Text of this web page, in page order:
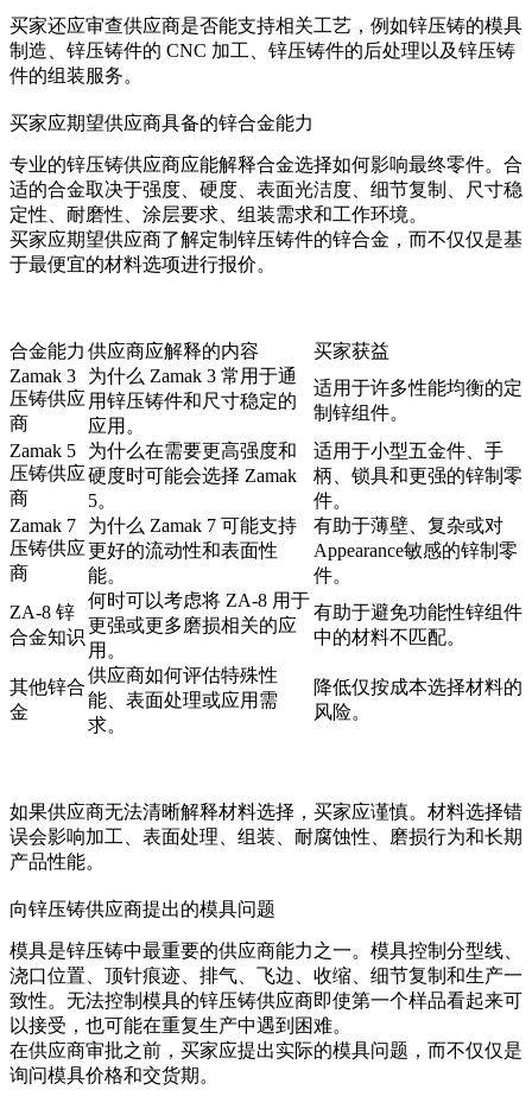
买家还应审查供应商是否能支持相关工艺，例如锌压铸的模具
制造
锌压铸件的 CNC 加工 锌压铸件的后处理 以及锌压铸
件的组装服务。
买家应期望供应商具备的锌合金能力
专业的锌压铸供应商应能解释合金选择如何影响最终零件。合
适的合金取决于强度、硬度、表面光洁度、细节复制、尺寸稳
定性、耐磨性、涂层要求、组装需求和工作环境。
买家应期望供应商了解定制锌压铸件的锌合金 ，而不仅仅是基
于最便宜的材料选项进行报价。
合金能力 供应商应解释的内容
买家获益
Zamak 3
压铸供应
商
为什么 Zamak 3 常用于通
用锌压铸件和尺寸稳定的
应用。
适用于许多性能均衡的定
制锌组件。
Zamak 5
压铸供应
商
为什么在需要更高强度和
硬度时可能会选择 Zamak
5。
适用于小型五金件、手
柄、锁具和更强的锌制零
件。
Zamak 7
压铸供应
商
为什么 Zamak 7 可能支持
更好的流动性和表面性
能。
有助于薄壁、复杂或对
Appearance敏感的锌制零
件。
ZA-8 锌
合金知识
何时可以考虑将 ZA-8 用于
更强或更多磨损相关的应
用。
有助于避免功能性锌组件
中的材料不匹配。
其他锌合
金
供应商如何评估特殊性
能、表面处理或应用需
求。
降低仅按成本选择材料的
风险。
如果供应商无法清晰解释材料选择，买家应谨慎。材料选择错
误会影响加工、表面处理、组装、耐腐蚀性、磨损行为和长期
产品性能。
向锌压铸供应商提出的模具问题
模具是锌压铸中最重要的供应商能力之一。模具控制分型线、
浇口位置、顶针痕迹、排气、飞边、收缩、细节复制和生产一
致性。无法控制模具的锌压铸供应商即使第一个样品看起来可
以接受，也可能在重复生产中遇到困难。
在供应商审批之前，买家应提出实际的模具问题，而不仅仅是
询问模具价格和交货期。